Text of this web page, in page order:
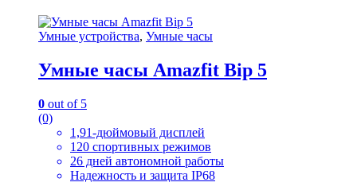
Умные устройства, Умные часы
Умные часы Amazfit Bip 5
0 out of 5
(0)
1,91-дюймовый дисплей
120 спортивных режимов
26 дней автономной работы
Надежность и защита IP68